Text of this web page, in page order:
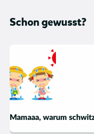
Schon gewusst?
Mamaaa, warum